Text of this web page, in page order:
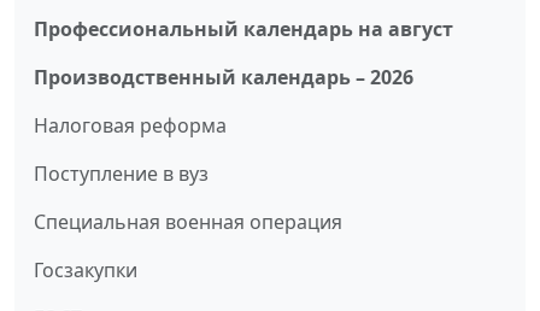
Профессиональный календарь на август
Производственный календарь – 2026
Налоговая реформа
Поступление в вуз
Специальная военная операция
Госзакупки